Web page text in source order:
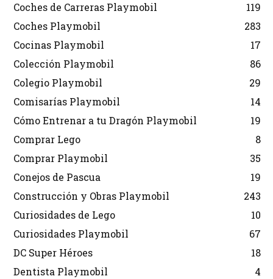
Coches de Carreras Playmobil
119
Coches Playmobil
283
Cocinas Playmobil
17
Colección Playmobil
86
Colegio Playmobil
29
Comisarías Playmobil
14
Cómo Entrenar a tu Dragón Playmobil
19
Comprar Lego
8
Comprar Playmobil
35
Conejos de Pascua
19
Construcción y Obras Playmobil
243
Curiosidades de Lego
10
Curiosidades Playmobil
67
DC Super Héroes
18
Dentista Playmobil
4